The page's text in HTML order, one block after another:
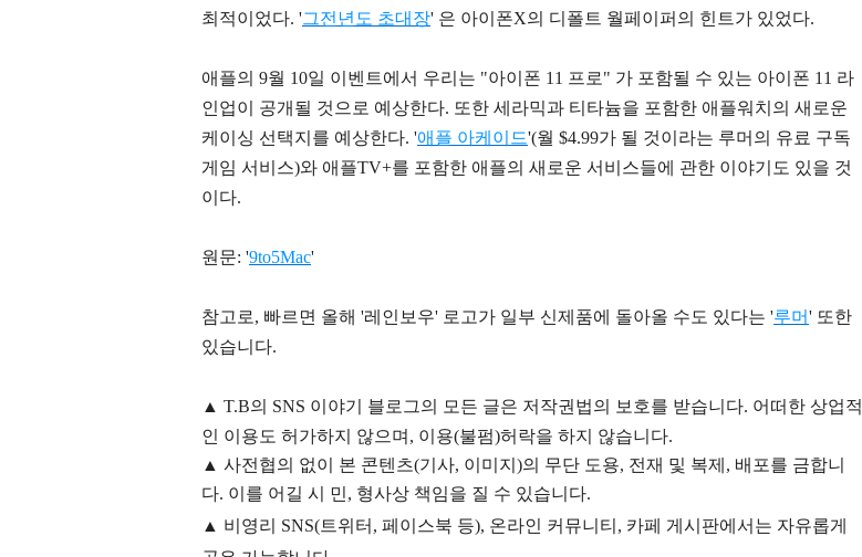
최적이었다. '그전년도 초대장' 은 아이폰X의 디폴트 월페이퍼의 힌트가 있었다.
애플의 9월 10일 이벤트에서 우리는 "아이폰 11 프로" 가 포함될 수 있는 아이폰 11 라
인업이 공개될 것으로 예상한다. 또한 세라믹과 티타늄을 포함한 애플워치의 새로운
케이싱 선택지를 예상한다. '애플 아케이드'(월 $4.99가 될 것이라는 루머의 유료 구독
게임 서비스)와 애플TV+를 포함한 애플의 새로운 서비스들에 관한 이야기도 있을 것
이다.
원문: '9to5Mac'
참고로, 빠르면 올해 '레인보우' 로고가 일부 신제품에 돌아올 수도 있다는 '루머' 또한
있습니다.
▲ T.B의 SNS 이야기 블 로그의 모든 글은 저작권법의 보호를 받습니다. 어떠한 상업적
인 이용도 허가하지 않으며, 이용(불펌)허락을 하지 않습니다.
▲ 사전협의 없이 본 콘텐츠(기사, 이미지)의 무단 도용, 전재 및 복제, 배포를 금합니
다. 이를 어길 시 민, 형사상 책임을 질 수 있습니다.
▲ 비영리 SNS(트위터, 페이스북 등), 온라인 커뮤니티, 카페 게시판에서는 자유롭게